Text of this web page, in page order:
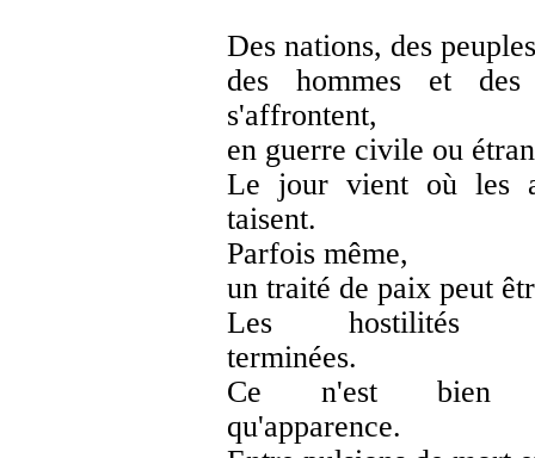
Des nations, des
des hommes et des
s'affrontent,
en guerre civile ou
Le jour vient où les
taisent.
Parfois même,
un traité de paix peut
Les hostilités
terminées.
Ce n'est bien
qu'apparence.